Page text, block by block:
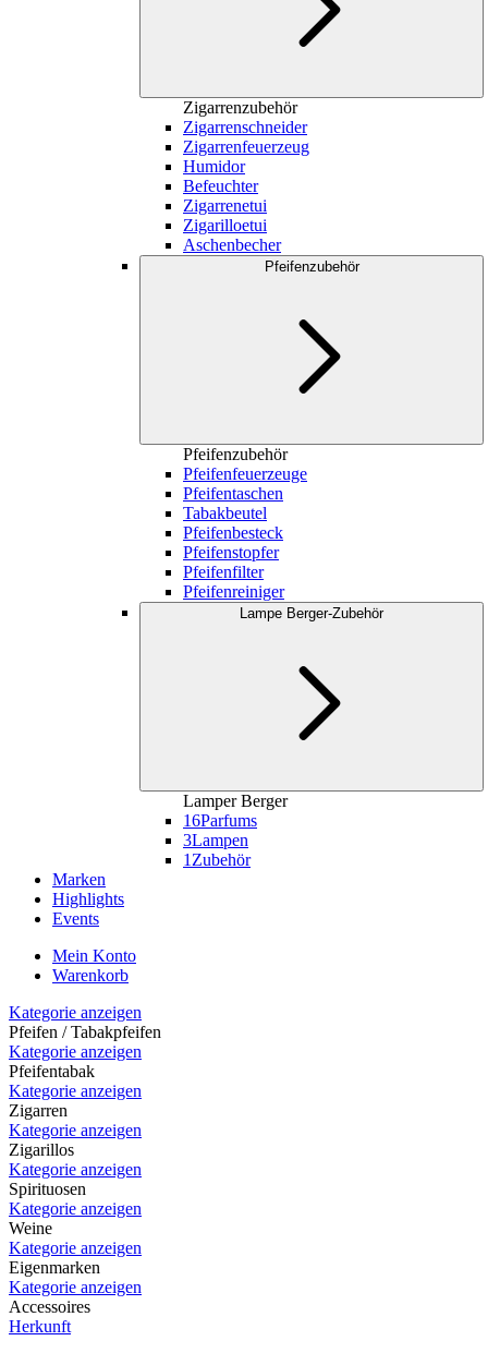
Zigarrenzubehör
Zigarrenschneider
Zigarrenfeuerzeug
Humidor
Befeuchter
Zigarrenetui
Zigarilloetui
Aschenbecher
Pfeifenzubehör
Pfeifenzubehör
Pfeifenfeuerzeuge
Pfeifentaschen
Tabakbeutel
Pfeifenbesteck
Pfeifenstopfer
Pfeifenfilter
Pfeifenreiniger
Lampe Berger-Zubehör
Lamper Berger
16Parfums
3Lampen
1 Zubehör
Marken
Highlights
Events
Mein Konto
Warenkorb
Kategorie anzeigen
Pfeifen / Tabakpfeifen
Kategorie anzeigen
Pfeifentabak
Kategorie anzeigen
Zigarren
Kategorie anzeigen
Zigarillos
Kategorie anzeigen
Spirituosen
Kategorie anzeigen
Weine
Kategorie anzeigen
Eigenmarken
Kategorie anzeigen
Accessoires
Herkunft